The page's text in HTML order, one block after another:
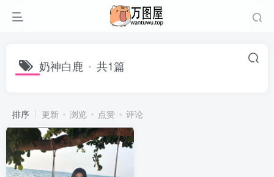
奶神白鹿 共1篇
排序 更新 浏览 点赞 评论